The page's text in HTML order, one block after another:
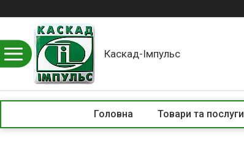
Каскад-Імпульс
Головна Товари та послуги